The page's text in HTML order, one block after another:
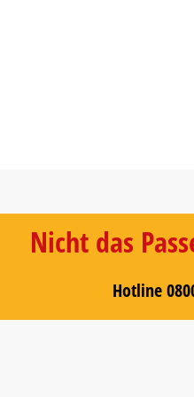
Nicht das
Hotline